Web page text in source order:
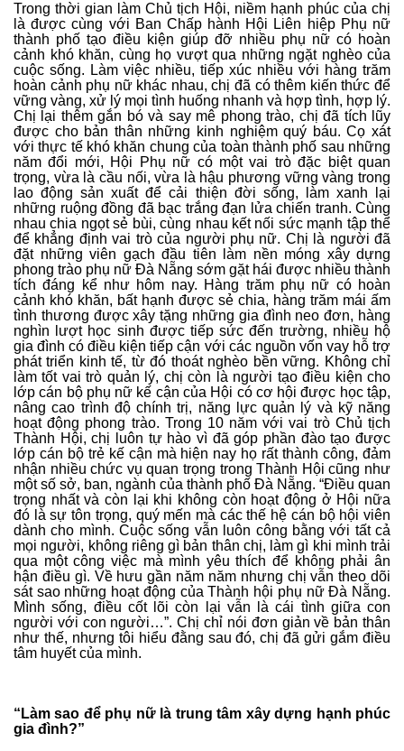
Trong thời gian làm Chủ tịch Hội, niềm hạnh phúc của chị
là được cùng với Ban Chấp hành Hội Liên hiệp Phụ nữ
thành phố tạo điều kiện giúp đỡ nhiều phụ nữ có hoàn
cảnh khó khăn, cùng họ vượt qua những ngặt nghèo của
cuộc sống. Làm việc nhiều, tiếp xúc nhiều với hàng trăm
hoàn cảnh phụ nữ khác nhau, chị đã có thêm kiến thức để
vững vàng, xử lý mọi tình huống nhanh và hợp tình, hợp lý.
Chị lại thêm gắn bó và say mê phong trào, chị đã tích lũy
được cho bản thân những kinh nghiệm quý báu. Cọ xát
với thực tế khó khăn chung của toàn thành phố sau những
năm đổi mới, Hội Phụ nữ có một vai trò đặc biệt quan
trọng, vừa là cầu nối, vừa là hậu phương vững vàng trong
lao động sản xuất để cải thiện đời sống, làm xanh lại
những ruộng đồng đã bạc trắng đạn lửa chiến tranh. Cùng
nhau chia ngọt sẻ bùi, cùng nhau kết nối sức mạnh tập thể
để khẳng định vai trò của người phụ nữ. Chị là người đã
đặt những viên gạch đầu tiên làm nền móng xây dựng
phong trào phụ nữ Đà Nẵng sớm gặt hái được nhiều thành
tích đáng kể như hôm nay. Hàng trăm phụ nữ có hoàn
cảnh khó khăn, bất hạnh được sẻ chia, hàng trăm mái ấm
tình thương được xây tặng những gia đình neo đơn, hàng
nghìn lượt học sinh được tiếp sức đến trường, nhiều hộ
gia đình có điều kiện tiếp cận với các nguồn vốn vay hỗ trợ
phát triển kinh tế, từ đó thoát nghèo bền vững. Không chỉ
làm tốt vai trò quản lý, chị còn là người tạo điều kiện cho
lớp cán bộ phụ nữ kế cận của Hội có cơ hội được học tập,
nâng cao trình độ chính trị, năng lực quản lý và kỹ năng
hoạt động phong trào. Trong 10 năm với vai trò Chủ tịch
Thành Hội, chị luôn tự hào vì đã góp phần đào tạo được
lớp cán bộ trẻ kế cận mà hiện nay họ rất thành công, đảm
nhận nhiều chức vụ quan trọng trong Thành Hội cũng như
một số sở, ban, ngành của thành phố Đà Nẵng. “Điều quan
trọng nhất và còn lại khi không còn hoạt động ở Hội nữa
đó là sự tôn trọng, quý mến mà các thế hệ cán bộ hội viên
dành cho mình. Cuộc sống vẫn luôn công bằng với tất cả
mọi người, không riêng gì bản thân chị, làm gì khi mình trải
qua một công việc mà mình yêu thích để không phải ân
hận điều gì. Về hưu gần năm năm nhưng chị vẫn theo dõi
sát sao những hoạt động của Thành hội phụ nữ Đà Nẵng.
Mình sống, điều cốt lõi còn lại vẫn là cái tình giữa con
người với con người…”. Chị chỉ nói đơn giản về bản thân
như thế, nhưng tôi hiểu đằng sau đó, chị đã gửi gắm điều
tâm huyết của mình.
“Làm sao để phụ nữ là trung tâm xây dựng hạnh phúc
gia đình?”